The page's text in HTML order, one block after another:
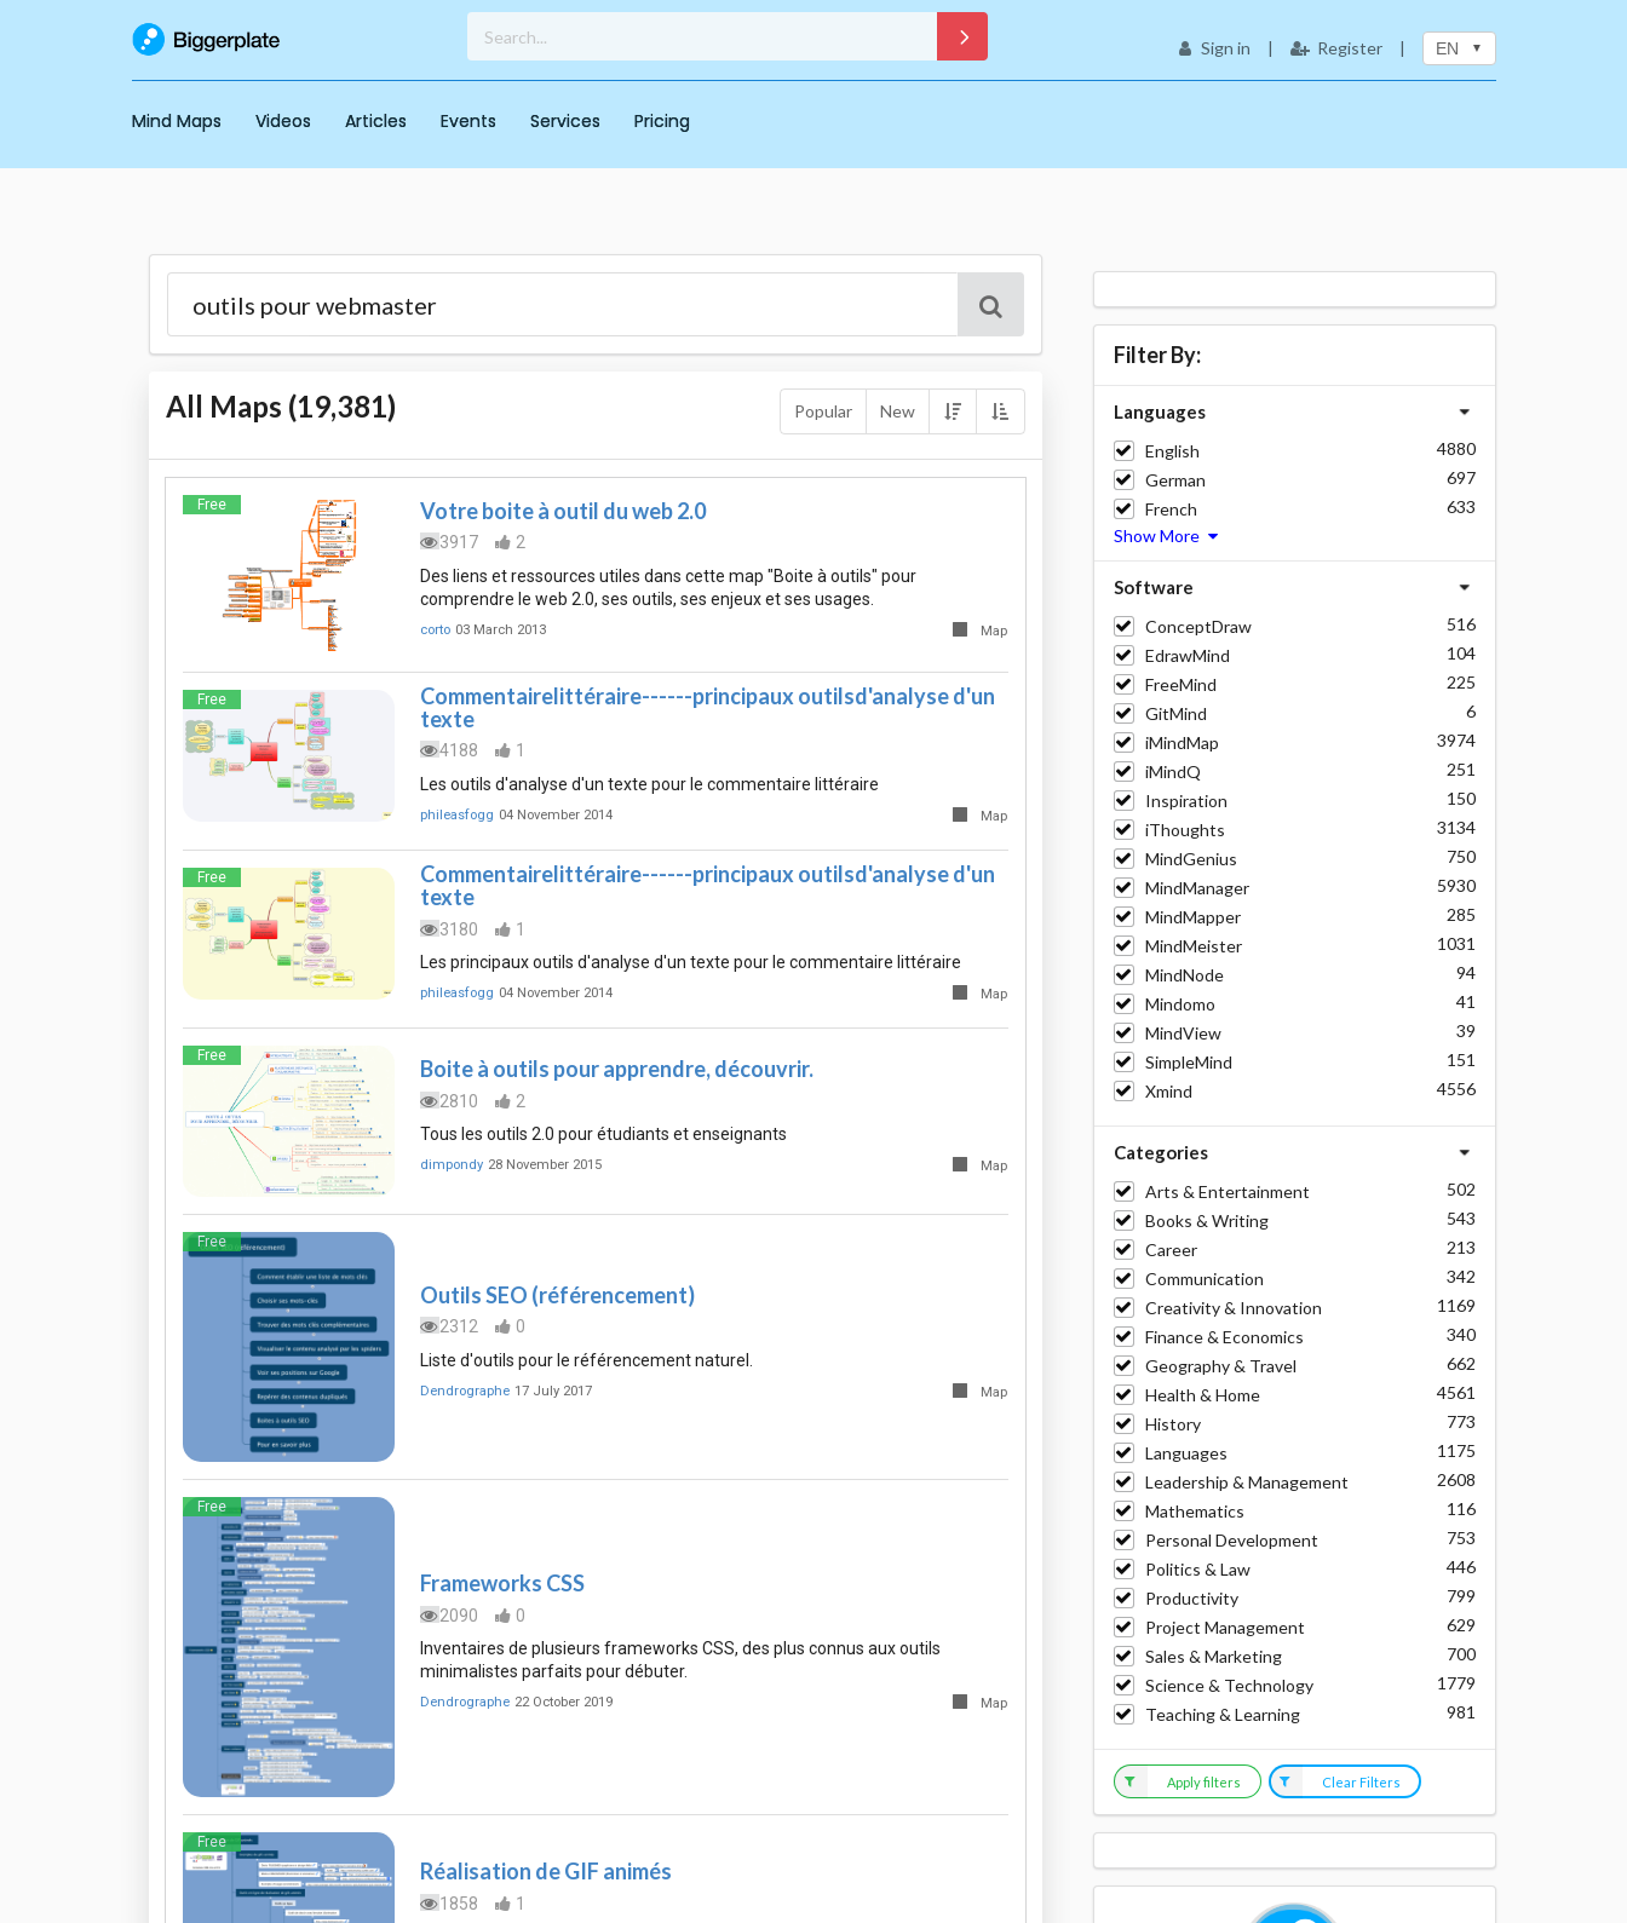
Sign in | Register | EN
Mind Maps Videos Articles Events Services Pricing
All Maps (19,381) Popular New
Free Votre boite à outil du web 2.0
3917
2
Des liens et ressources utiles dans cette map "Boite à outils" pour
comprendre le web 2.0, ses outils, ses enjeux et ses usages.
corto 03 March 2013 Map
Free
Commentairelittéraire------principaux outilsd'analyse d'un
texte
4188
1
Les outils d'analyse d'un texte pour le commentaire littéraire
phileasfogg 04 November 2014 Map
Free
Commentairelittéraire------principaux outilsd'analyse d'un
texte
3180
1
Les principaux outils d'analyse d'un texte pour le commentaire littéraire
phileasfogg 04 November 2014 Map
Free
Boite à outils pour apprendre, découvrir.
2810
2
Tous les outils 2.0 pour étudiants et enseignants
dimpondy 28 November 2015 Map
Free
Outils SEO (référencement)
2312
0
Liste d'outils pour le référencement naturel.
Dendrographe 17 July 2017 Map
Free
Frameworks CSS
2090
0
Inventaires de plusieurs frameworks CSS, des plus connus aux outils
minimalistes parfaits pour débuter.
Dendrographe 22 October 2019 Map
Free
Réalisation de GIF animés
1858
1
Filter By:
Languages
English
4880
German
697
French
633
Show More
Software
ConceptDraw
516
EdrawMind
104
FreeMind
225
GitMind
6
iMindMap
3974
iMindQ
251
Inspiration
150
iThoughts
3134
MindGenius
750
MindManager
5930
MindMapper
285
MindMeister
1031
MindNode
94
Mindomo
41
MindView
39
SimpleMind
151
Xmind
4556
Categories
Arts & Entertainment
502
Books & Writing
543
Career
213
Communication
342
Creativity & Innovation
1169
Finance & Economics
340
Geography & Travel
662
Health & Home
4561
History
773
Languages
1175
Leadership & Management
2608
Mathematics
116
Personal Development
753
Politics & Law
446
Productivity
799
Project Management
629
Sales & Marketing
700
Science & Technology
1779
Teaching & Learning
981
Apply filters Clear Filters